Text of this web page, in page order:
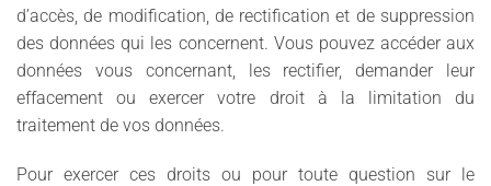
d’accès, de modification, de rectification et de suppression
des données qui les concernent. Vous pouvez accéder aux
données vous concernant, les rectifier, demander leur
effacement ou exercer votre droit à la limitation du
traitement de vos données.
Pour exercer ces droits ou pour toute question sur le